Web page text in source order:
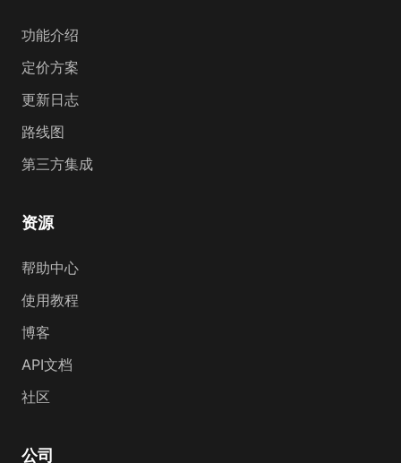
功能介绍
定价方案
更新日志
路线图
第三方集成
资源
帮助中心
使用教程
博客
API文档
社区
公司